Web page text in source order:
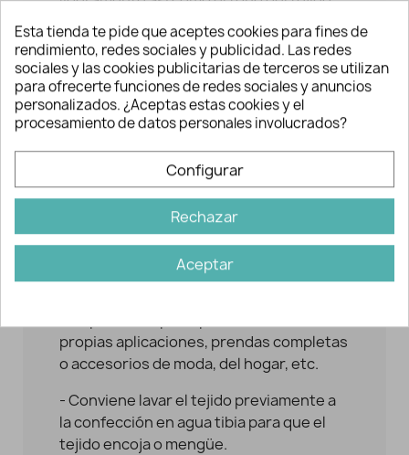
según el dispositivo empleado.
Características telas de
algodón
- Textura agradable al tacto. Calidad
popelín.
- No tiene caída.
- Transpirable gracias a su composición
en algodón 100%.
- Fácil de trabajar, tanto para coser,
realizar apliques o acolchar.
propias aplicaciones, prendas completas
o accesorios de moda, del hogar, etc.
- Conviene lavar el tejido previamente a
la confección en agua tibia para que el
tejido encoja o mengüe.
Esta tienda te pide que aceptes cookies para fines de
rendimiento, redes sociales y publicidad. Las redes
sociales y las cookies publicitarias de terceros se utilizan
para ofrecerte funciones de redes sociales y anuncios
personalizados. ¿Aceptas estas cookies y el
procesamiento de datos personales involucrados?
Configurar
Rechazar
Aceptar